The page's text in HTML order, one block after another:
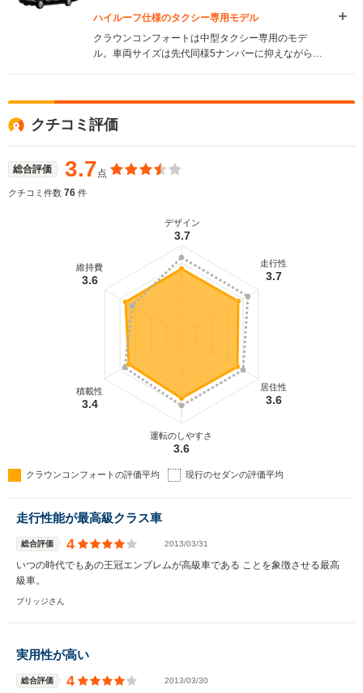
ハイルーフ仕様のタクシー専用モデル
クラウンコンフォートは中型タクシー専用のモデ
ル。車両サイズは先代同様5ナンバーに抑えながら
た。同時に全長と全幅も延長し、容量431Lという広
いトランクスペースを確保。エンジンは2Lのの直4
と直6ののLPG、2.4L直4ディーゼルの3種類が設定
される。フロントシートは、ドライバーが疲れにく
いようにアップライトなポジションを採用。体格に
きめ細かく対応できる２ウェイバーチカルアジャス
クチコミ評価
総合評価 3.7点
クチコミ件数 76 件
デザイン
3.7
走行性
3.7
居住性
3.6
運転のしやすさ
3.6
積載性
3.4
維持費
3.6
クラウンコンフォートの評価平均 現行のセダンの評価平均
走行性能が最高級クラス車
総合評価 4 2013/03/31
いつの時代でもあの王冠エンブレムが高級車である ことを象徴させる最高
級車。
ブリッジさん
実用性が高い
総合評価 4 2013/03/30